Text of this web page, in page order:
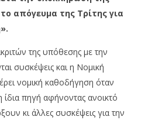
απόγευμα της Τρίτης για
της υπόθεσης με την
συσκέψεις και η Νομική
νομική καθοδήγηση όταν
ίδια πηγή αφήνοντας ανοικτό
κι άλλες συσκέψεις για την